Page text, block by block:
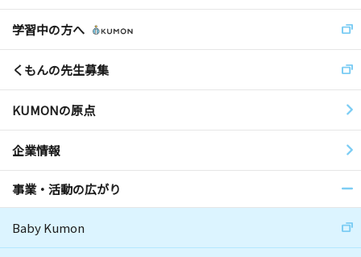
学習中の方へ
くもんの先生募集
KUMONの原点
企業情報
事業・活動の広がり
Baby Kumon